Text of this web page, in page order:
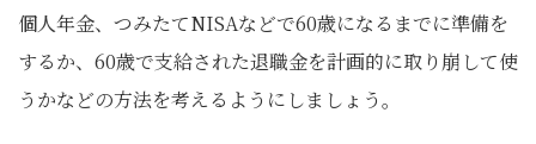
個人年金、つみたてNISAなどで60歳になるまでに準備を
するか、60歳で支給された退職金を計画的に取り崩して使
うかなどの方法を考えるようにしましょう。